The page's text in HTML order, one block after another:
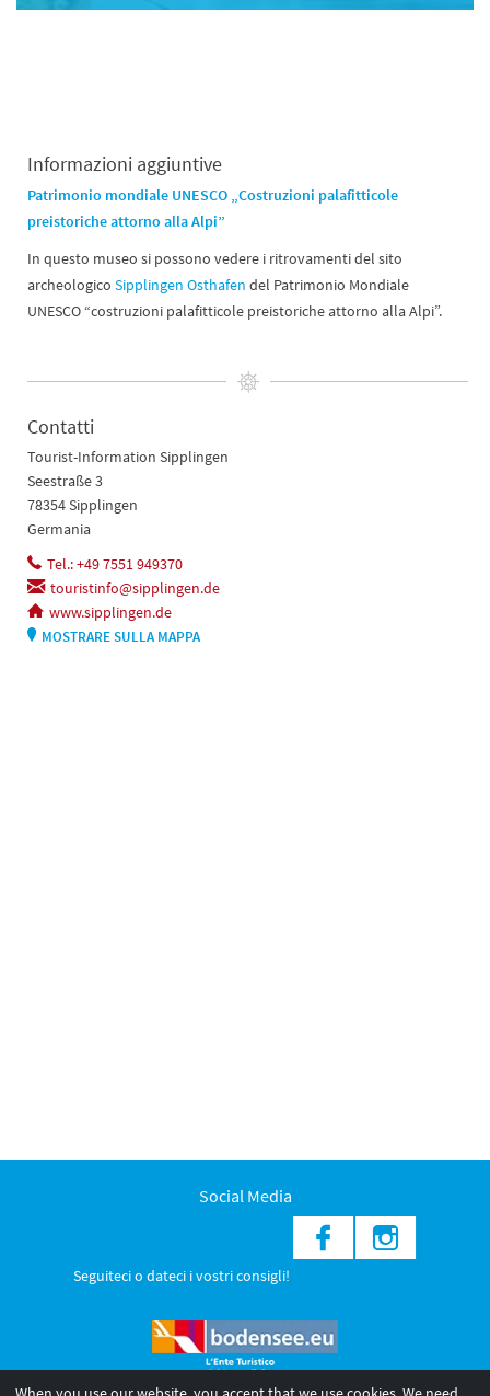
Informazioni aggiuntive
Patrimonio mondiale UNESCO „Costruzioni palafitticole
preistoriche attorno alla Alpi”
In questo museo si possono vedere i ritrovamenti del sito
archeologico Sipplingen Osthafen del Patrimonio Mondiale
UNESCO “costruzioni palafitticole preistoriche attorno alla Alpi”.
Contatti
Tourist-Information Sipplingen
Seestraße 3
78354 Sipplingen
Germania
Tel.: +49 7551 949370
touristinfo@sipplingen.de
www.sipplingen.de
MOSTRARE SULLA MAPPA
Social Media
Seguiteci o dateci i vostri consigli!